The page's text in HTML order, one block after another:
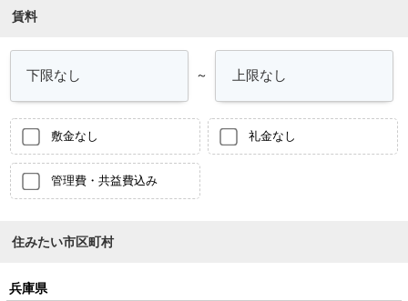
賃料
～
敷金なし 礼金なし
管理費・共益費込み
住みたい市区町村
兵庫県